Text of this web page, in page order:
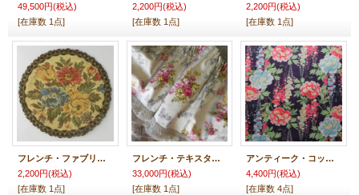
49,500円(税込)
[在庫数 1点]
2,200円(税込)
[在庫数 1点]
2,200円(税込)
[在庫数 1点]
フレンチ・ファブリックのドイリー
2,200円(税込)
[在庫数 1点]
フレンチ・テキスタイル 4ｍ50ｃｍｘ34ｃｍ
33,000円(税込)
[在庫数 1点]
アンティーク・コットンファブリック 70ｃｍｘ50cm〜
4,400円(税込)
[在庫数 4点]